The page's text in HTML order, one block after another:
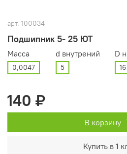
арт. 100034
Подшипник 5- 25 ЮТ
Масса
0,0047
d внутрений
5
D
16
140 ₽
В корзину
Купить в 1